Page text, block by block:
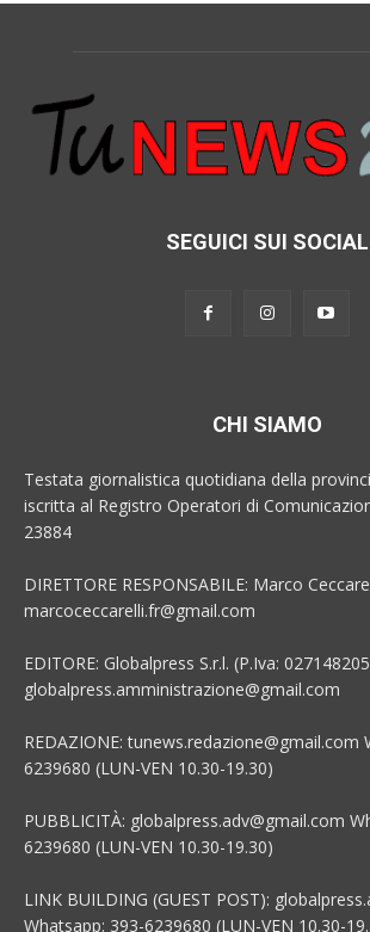
SEGUICI SUI SOCIAL
CHI SIAMO
Testata giornalistica quotidiana della
iscritta al Registro Operatori di
23884
DIRETTORE RESPONSABILE: Marco
marcoceccarelli.fr@gmail.com
EDITORE: Globalpress S.r.l. (P.Iva:
globalpress.amministrazione@gmail.com
REDAZIONE: tunews.redazione@gmail.com
6239680 (LUN-VEN 10.30-19.30)
PUBBLICITÀ: globalpress.adv@gmail.com
6239680 (LUN-VEN 10.30-19.30)
LINK BUILDING (GUEST POST):
Whatsapp: 393-6239680 (LUN-VEN 10.30-